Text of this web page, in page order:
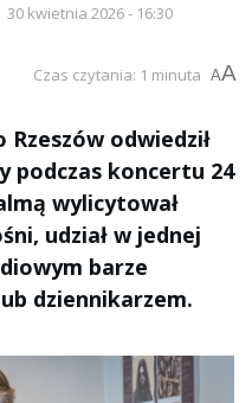
30 kwietnia 2026 - 16:30
Czas czytania: 1 minuta AA
Rzeszów odwiedził
podczas koncertu 24
wylicytował
udział w jednej
barze
dziennikarzem.